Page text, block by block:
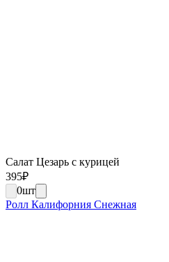
Салат Цезарь с курицей
395₽
0шт
Ролл Калифорния Снежная